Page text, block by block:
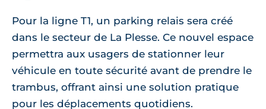
Pour la ligne T1, un parking relais sera créé
dans le secteur de La Plesse. Ce nouvel espace
permettra aux usagers de stationner leur
véhicule en toute sécurité avant de prendre le
trambus, offrant ainsi une solution pratique
pour les déplacements quotidiens.